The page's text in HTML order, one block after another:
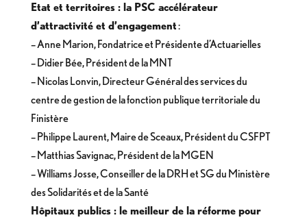
Etat et territoires : la PSC accélérateur
d’attractivité et d’engagement:
– Anne Marion, Fondatrice et Présidente d’Actuarielles
– Didier Bée, Président de la MNT
– Nicolas Lonvin, Directeur Général des services du
centre de gestion de la fonction publique territoriale du
Finistère
– Philippe Laurent, Maire de Sceaux, Président du CSFPT
– Matthias Savignac, Président de la MGEN
– Williams Josse, Conseiller de la DRH et SG du Ministère
des Solidarités et de la Santé
Hôpitaux publics : le meilleur de la réforme pour